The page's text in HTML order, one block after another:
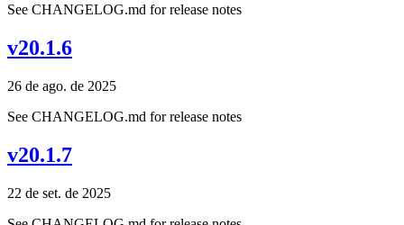
See CHANGELOG.md for release notes
v20.1.6
26 de ago. de 2025
See CHANGELOG.md for release notes
v20.1.7
22 de set. de 2025